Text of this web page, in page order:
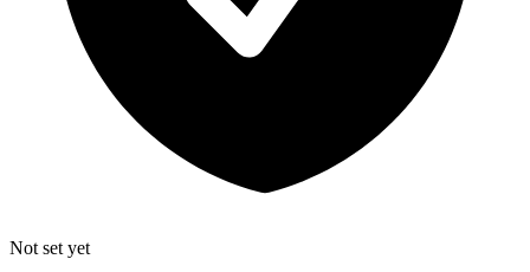
Not set yet